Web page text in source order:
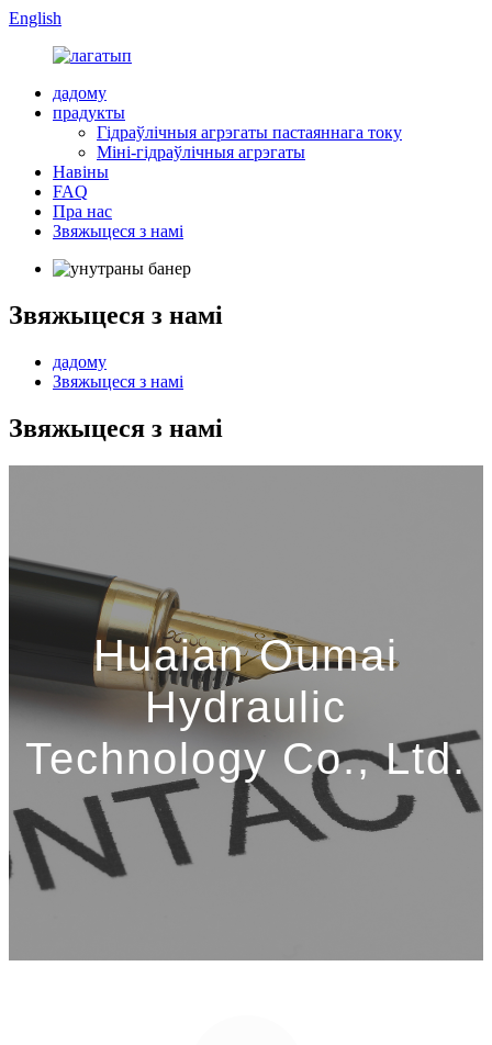
English
дадому
прадукты
Гідраўлічныя агрэгаты пастаяннага току
Міні-гідраўлічныя агрэгаты
Навіны
FAQ
Пра нас
Звяжыцеся з намі
Звяжыцеся з намі
дадому
Звяжыцеся з намі
Звяжыцеся з намі
Huaian Oumai
Hydraulic
Technology Co., Ltd.